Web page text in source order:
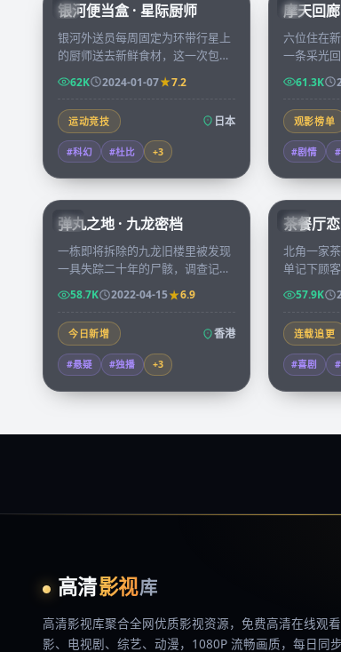
JP
银河便当盒 · 星际厨师
银河外送员每周固定为环带行星上
的厨师送去新鲜食材，这一次包裹
里藏着一封不知名星球的求救信，
她决定改道偏航。
62K 2024-01-07 7.2
运动竞技 日本
#科幻 #杜比 +3
JP
摩天回
六位住在
一条采光
他们慢慢
秘人生。
61.3K
观影榜单
#剧情
HK
99:59
弹丸之地 · 九龙密档
一栋即将拆除的九龙旧楼里被发现
一具失踪二十年的尸骸，调查记者
凭着发黄的房屋契约逐层走访租
户，揭开一段被忽略的城市秘史。
58.7K 2022-04-15 6.9
今日新增 香港
#悬疑 #独播 +3
HK
茶餐厅
北角一家
单记下顾
句子悄悄
成书，引
57.9K
连载追更
#喜剧
高清影视库
高清影视库聚合全网优质影视资源， 免费高清在线观看
影、电视剧、综艺、动漫，1080P 流畅画质，每日同